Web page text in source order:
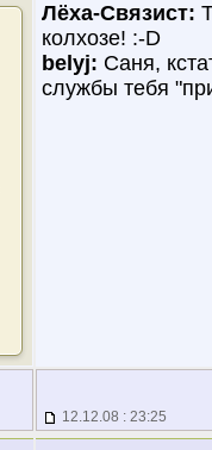
Лёха-Связист:
колхозе! :-D
belyj: Саня,
службы тебя
12.12.08 : 23:25